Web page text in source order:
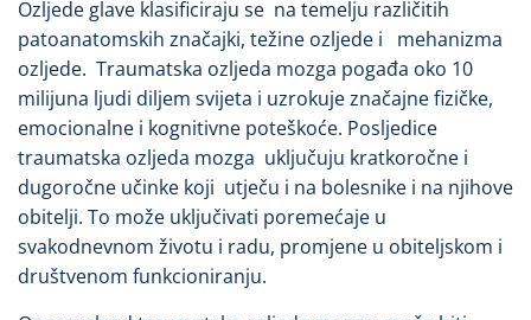
Ozljede glave klasificiraju se na temelju različitih
patoanatomskih značajki, težine ozljede i mehanizma
ozljede. Traumatska ozljeda mozga pogađa oko 10
milijuna ljudi diljem svijeta i uzrokuje značajne fizičke,
emocionalne i kognitivne poteškoće. Posljedice
traumatska ozljeda mozga uključuju kratkoročne i
dugoročne učinke koji utječu i na bolesnike i na njihove
obitelji. To može uključivati poremećaje u
svakodnevnom životu i radu, promjene u obiteljskom i
društvenom funkcioniranju.